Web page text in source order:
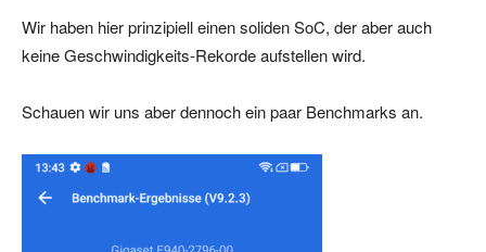
Wir haben hier prinzipiell einen soliden SoC, der aber auch
keine Geschwindigkeits-Rekorde aufstellen wird.
Schauen wir uns aber dennoch ein paar Benchmarks an.